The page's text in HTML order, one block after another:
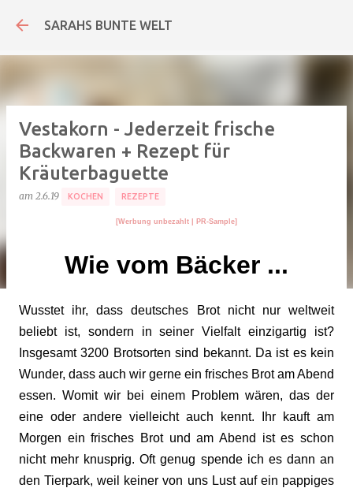
SARAHS BUNTE WELT
Vestakorn - Jederzeit frische
Backwaren + Rezept für
Kräuterbaguette
am 2.6.19 KOCHEN REZEPTE
[Werbung unbezahlt | PR-Sample]
Wie vom Bäcker ...
Wusstet ihr, dass deutsches Brot nicht nur weltweit
beliebt ist, sondern in seiner Vielfalt einzigartig ist?
Insgesamt 3200 Brotsorten sind bekannt. Da ist es kein
Wunder, dass auch wir gerne ein frisches Brot am Abend
essen. Womit wir bei einem Problem wären, das der
eine oder andere vielleicht auch kennt. Ihr kauft am
Morgen ein frisches Brot und am Abend ist es schon
nicht mehr knusprig. Oft genug spende ich es dann an
den Tierpark, weil keiner von uns Lust auf ein pappiges